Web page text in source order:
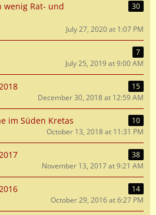
wenig Rat- und
30
July 27, 2020 at 1:07 PM
7
July 25, 2019 at 9:00 AM
15
December 30, 2018 at 12:59 AM
im Süden Kretas
10
October 13, 2018 at 11:31 PM
38
November 13, 2017 at 9:21 AM
14
October 29, 2016 at 6:27 PM